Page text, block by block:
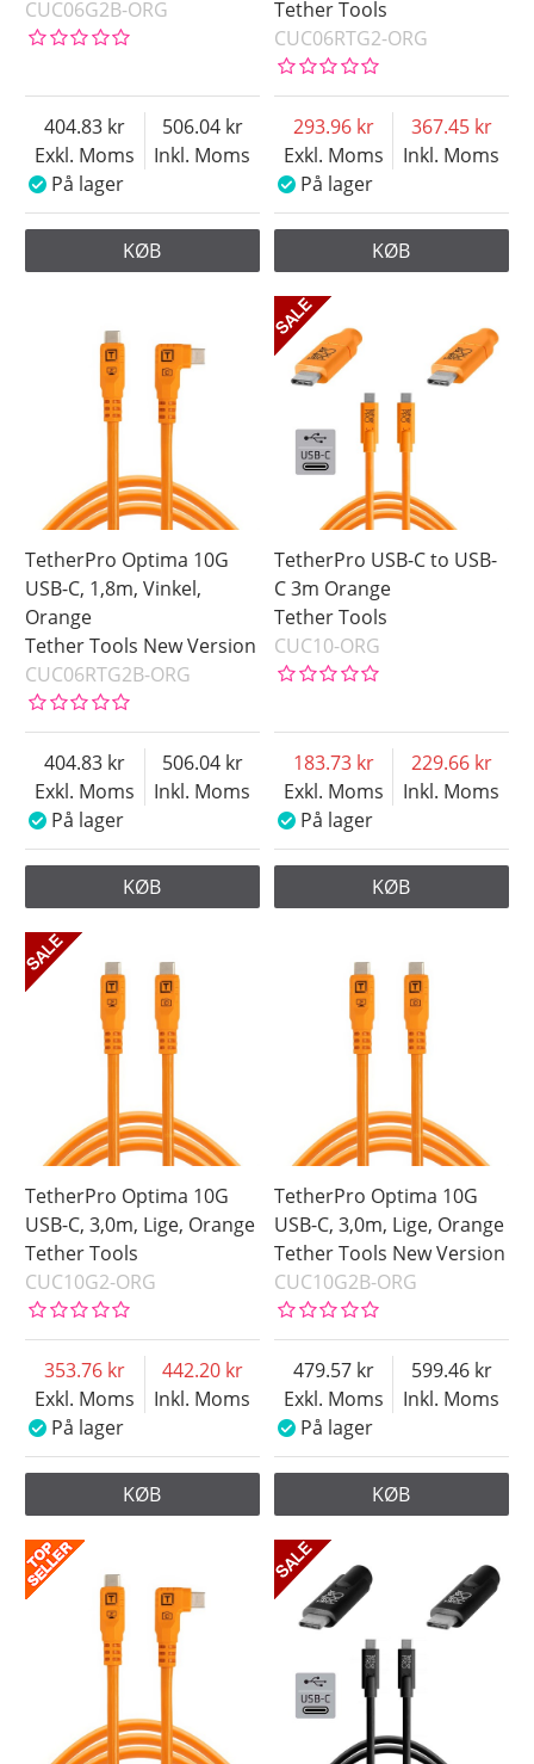
CUC06G2B-ORG
Exkl. Moms
404.83
Inkl. Moms
506.04
På lager
KØB
Tether Tools
CUC06RTG2-ORG
Exkl. Moms
293.96
Inkl. Moms
367.45
På lager
KØB
TetherPro Optima 10G
USB-C, 1,8m, Vinkel,
Orange
Tether Tools New Version
CUC06RTG2B-ORG
Exkl. Moms
404.83
Inkl. Moms
506.04
På lager
KØB
TetherPro USB-C to USB-
C 3m Orange
Tether Tools
CUC10-ORG
Exkl. Moms
183.73
Inkl. Moms
229.66
På lager
KØB
TetherPro Optima 10G
USB-C, 3,0m, Lige, Orange
Tether Tools
CUC10G2-ORG
Exkl. Moms
353.76
Inkl. Moms
442.20
På lager
KØB
TetherPro Optima 10G
USB-C, 3,0m, Lige, Orange
Tether Tools New Version
CUC10G2B-ORG
Exkl. Moms
479.57
Inkl. Moms
599.46
På lager
KØB